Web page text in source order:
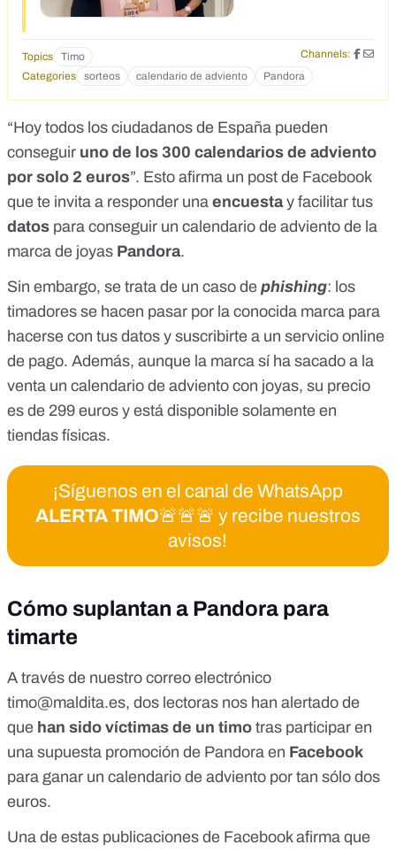
Topics Timo
Channels:
Categories
sorteos calendario de adviento Pandora
“Hoy todos los ciudadanos de España pueden
conseguir uno de los 300 calendarios de adviento
por solo 2 euros”. Esto afirma un post de Facebook
que te invita a responder una encuestay facilitar tus
datos para conseguir un calendario de adviento de la
marca de joyas Pandora.
Sin embargo, se trata de un caso de phishing: los
timadores se hacen pasar por la conocida marca para
hacerse con tus datos y suscribirte a un servicio online
de pago. Además, aunque la marca sí ha sacado a la
venta un calendario de adviento con joyas, su precio
es de 299 euros y está disponible solamente en
tiendas físicas.
¡Síguenos en el canal de WhatsApp
ALERTA TIMO🚨🚨🚨 y recibe nuestros
avisos!
Cómo suplantan a Pandora para
timarte
A través de nuestro correo electrónico
timo@maldita.es, dos lectoras nos han alertado de
que han sido víctimas de un timo tras participar en
una supuesta promoción de Pandora en Facebook
para ganar un calendario de adviento por tan sólo dos
euros.
Una de estas publicaciones de Facebookafirma que